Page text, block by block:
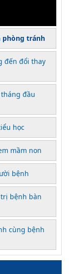
phòng tránh
đến đổi thay
đầu
học
mầm non
bệnh
bệnh bàn
cùng bệnh